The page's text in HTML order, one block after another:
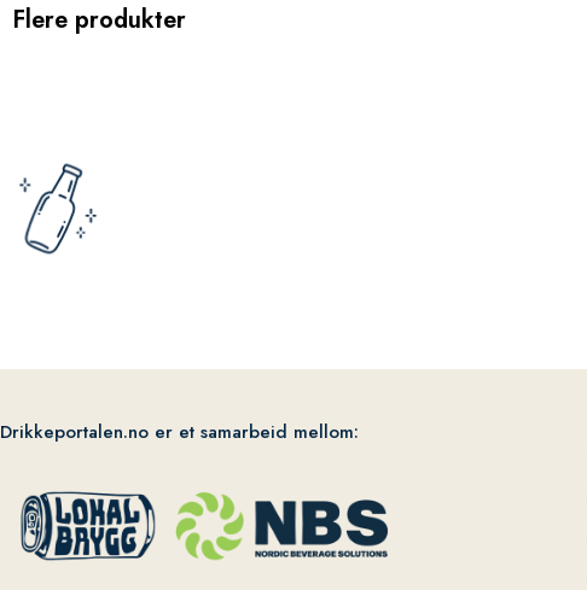
Flere produkter
Drikkeportalen.no er et samarbeid mellom: